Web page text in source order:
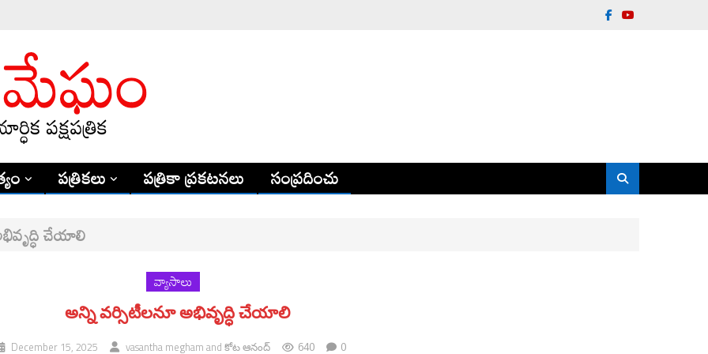
పత్రికలు పత్రికా ప్రకటనలు సంప్రదించు
చేయాలి
వ్యాసాలు
అన్ని వర్సిటీలనూ అభివృద్ధి చేయాలి
December 15, 2025 vasantha megham and కోట ఆనంద్ 640 0